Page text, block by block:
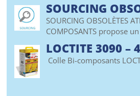
SOURCING
SOURCING OBSOLÈTES
COMPOSANTS propose un
LOCTITE 3090 –
Colle Bi-composants